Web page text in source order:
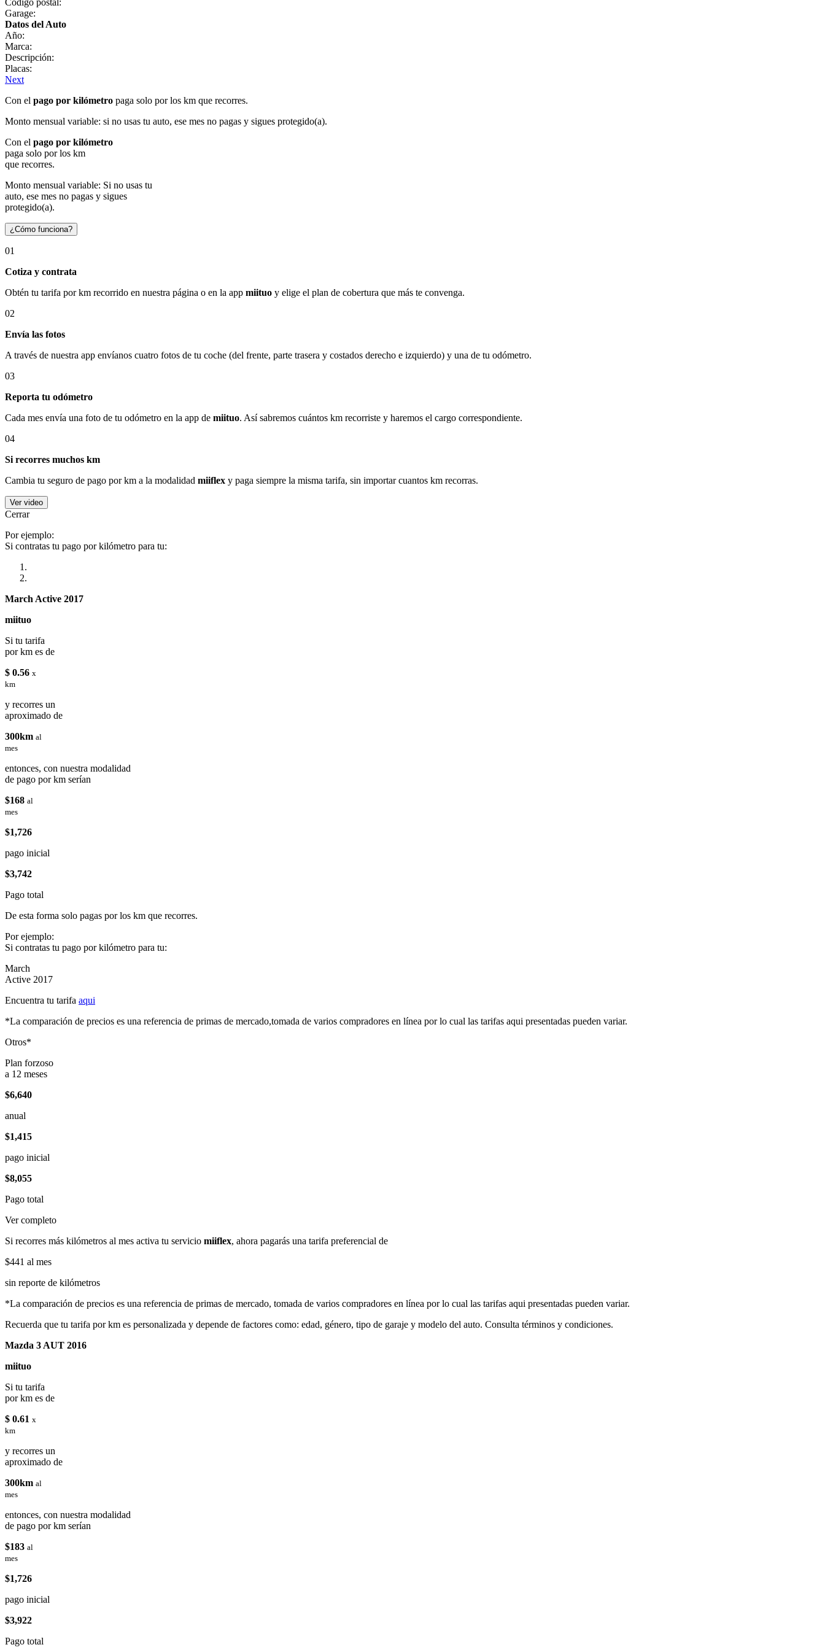
Garage:
Datos del Auto
Año:
Marca:
Descripción:
Placas:
Next
Con el pago por kilómetro paga solo por los km que recorres.
Monto mensual variable: si no usas tu auto, ese mes no pagas y sigues protegido(a).
Con el pago por kilómetro
paga solo por los km
que recorres.
Monto mensual variable: Si no usas tu
auto, ese mes no pagas y sigues
protegido(a).
¿Cómo funciona?
01
Cotiza y contrata
Obtén tu tarifa por km recorrido en nuestra página o en la app miituo y elige el plan de cobertura que más te convenga.
02
Envía las fotos
A través de nuestra app envíanos cuatro fotos de tu coche (del frente, parte trasera y costados derecho e izquierdo) y una de tu odómetro.
03
Reporta tu odómetro
Cada mes envía una foto de tu odómetro en la app de miituo. Así sabremos cuántos km recorriste y haremos el cargo correspondiente.
04
Si recorres muchos km
Cambia tu seguro de pago por km a la modalidad miiflex y paga siempre la misma tarifa, sin importar cuantos km recorras.
Ver video
Cerrar
Por ejemplo:
Si contratas tu pago por kilómetro para tu:
March Active 2017
miituo
Si tu tarifa
por km es de
$ 0.56 x
km
y recorres un
aproximado de
300km al
mes
entonces, con nuestra modalidad
de pago por km serían
$168 al
mes
$1,726
pago inicial
$3,742
Pago total
De esta forma solo pagas por los km que recorres.
Por ejemplo:
Si contratas tu pago por kilómetro para tu:
March
Active 2017
Encuentra tu tarifa aqui
*La comparación de precios es una referencia de primas de mercado,tomada de varios compradores en línea por lo cual las tarifas aqui presentadas pueden variar.
Otros*
Plan forzoso
a 12 meses
$6,640
anual
$1,415
pago inicial
$8,055
Pago total
Ver completo
Si recorres más kilómetros al mes activa tu servicio miiflex, ahora pagarás una tarifa preferencial de
$441 al mes
sin reporte de kilómetros
*La comparación de precios es una referencia de primas de mercado, tomada de varios compradores en línea por lo cual las tarifas aqui presentadas pueden variar.
Recuerda que tu tarifa por km es personalizada y depende de factores como: edad, género, tipo de garaje y modelo del auto. Consulta términos y condiciones.
Mazda 3 AUT 2016
miituo
Si tu tarifa
por km es de
$ 0.61 x
km
y recorres un
aproximado de
300km al
mes
entonces, con nuestra modalidad
de pago por km serían
$183 al
mes
$1,726
pago inicial
$3,922
Pago total